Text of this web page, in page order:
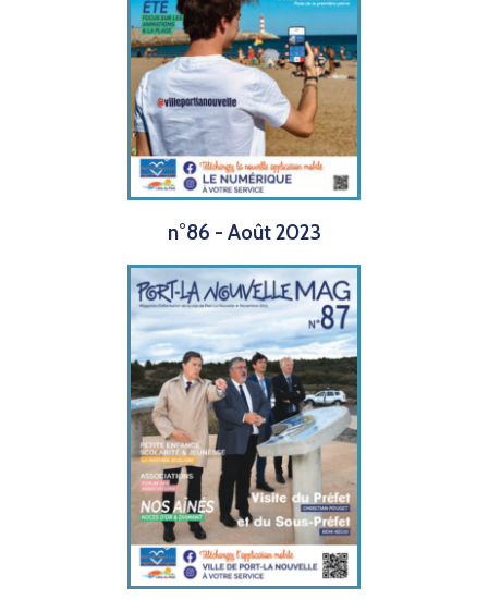
n°86 - Août 2023